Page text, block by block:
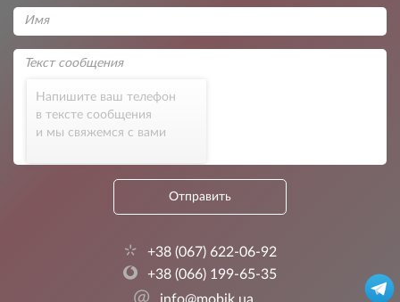
Напишите ваш телефон
в тексте сообщения
и мы свяжемся с вами
Отправить
+38 (067) 622-06-92
+38 (066) 199-65-35
@ info@mobik.ua